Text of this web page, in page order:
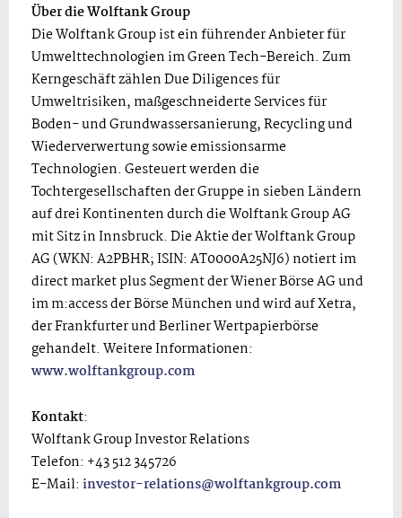
Über die Wolftank Group
Die Wolftank Group ist ein führender Anbieter für
Umwelttechnologien im Green Tech-Bereich. Zum
Kerngeschäft zählen Due Diligences für
Umweltrisiken, maßgeschneiderte Services für
Boden- und Grundwassersanierung, Recycling und
Wiederverwertung sowie emissionsarme
Technologien. Gesteuert werden die
Tochtergesellschaften der Gruppe in sieben Ländern
auf drei Kontinenten durch die Wolftank Group AG
mit Sitz in Innsbruck. Die Aktie der Wolftank Group
AG (WKN: A2PBHR; ISIN: AT0000A25NJ6) notiert im
direct market plus Segment der Wiener Börse AG und
im m:access der Börse München und wird auf Xetra,
der Frankfurter und Berliner Wertpapierbörse
gehandelt. Weitere Informationen:
www.wolftankgroup.com
Kontakt:
Wolftank Group Investor Relations
Telefon: +43 512 345726
E-Mail: investor-relations@wolftankgroup.com